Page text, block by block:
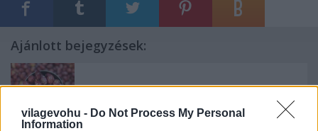
vilagevohu - Do Not Process My Personal
Information
Ajánlott bejegyzések: